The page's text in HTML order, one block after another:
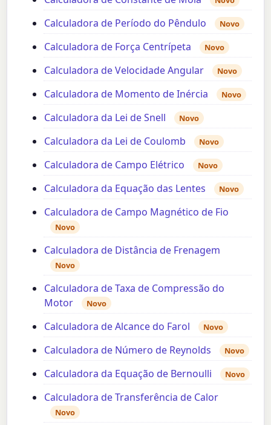
Calculadora de Período do Pêndulo Novo
Calculadora de Força Centrípeta Novo
Calculadora de Velocidade Angular Novo
Calculadora de Momento de Inércia Novo
Calculadora da Lei de Snell Novo
Calculadora da Lei de Coulomb Novo
Calculadora de Campo Elétrico Novo
Calculadora da Equação das Lentes Novo
Calculadora de Campo Magnético de Fio
Novo
Calculadora de Distância de Frenagem
Novo
Calculadora de Taxa de Compressão do
Motor
Novo
Calculadora de Alcance do Farol Novo
Calculadora de Número de Reynolds Novo
Calculadora da Equação de Bernoulli Novo
Calculadora de Transferência de Calor
Novo